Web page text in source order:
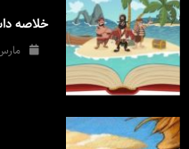
خلاصه
مارس 29,